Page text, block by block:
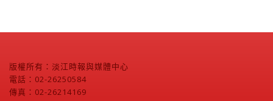
版權所有：淡江時報與媒體中心
電話：02-26250584
傳真：02-26214169